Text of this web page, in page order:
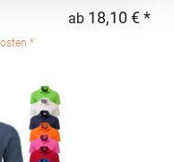
Niederlande E-Mail:
ab 18,10 € *
*